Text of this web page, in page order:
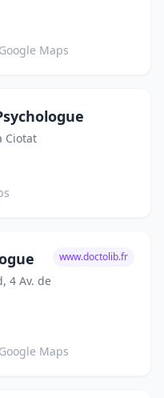
Google Maps
Ciotat
4 Av. de
www.doctolib.fr
Google Maps